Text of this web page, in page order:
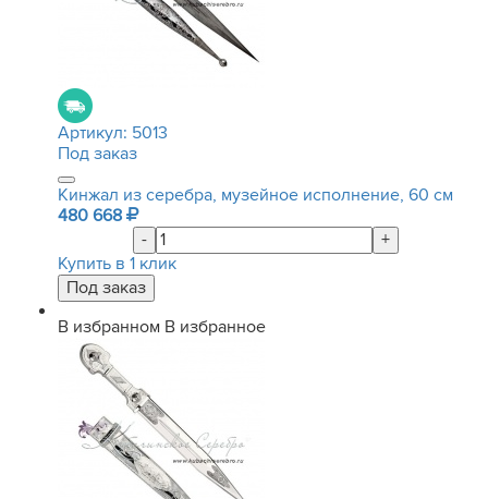
Артикул: 5013
Под заказ
Кинжал из серебра, музейное исполнение, 60 см
480 668
-
+
Купить в 1 клик
В избранном В избранное